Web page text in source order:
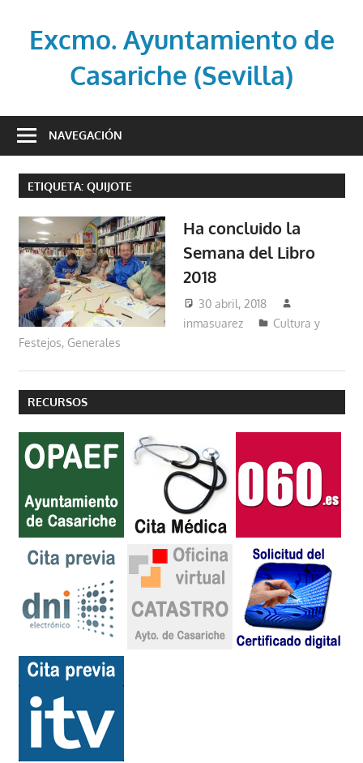
contenidoExcmo. Ayuntamiento de
Casariche (Sevilla)
oficial
Ayuntamiento
de
Casariche
(Sevilla)
NAVEGACIÓN
ETIQUETA: QUIJOTE
Ha concluido la
Semana del Libro
2018
30 abril, 2018
inmasuarez
Cultura y
Festejos, Generales
RECURSOS